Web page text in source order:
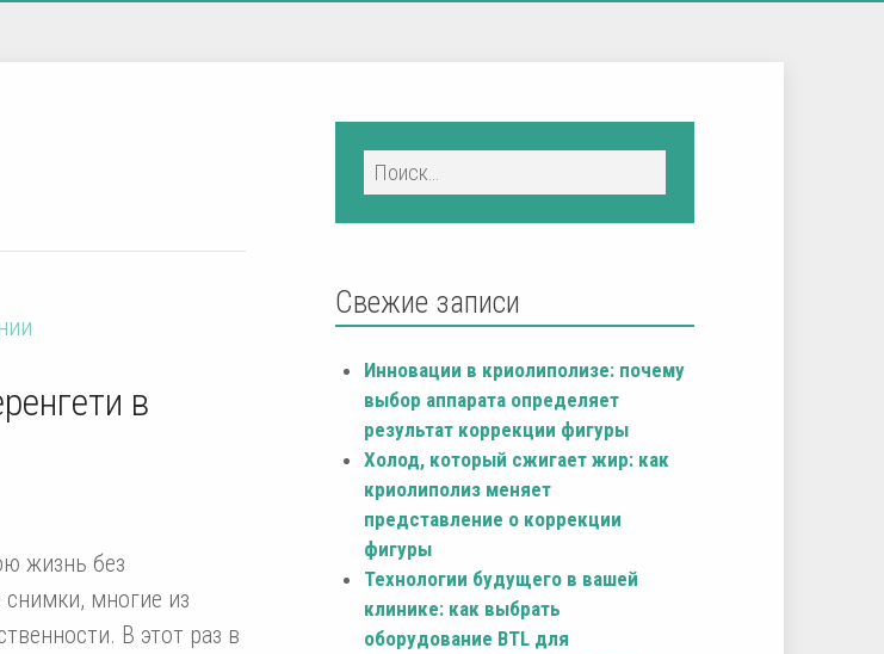
в
жизнь без
многие из
В этот раз в
Свежие записи
Инновации в криолиполизе: почему
выбор аппарата определяет
результат коррекции фигуры
Холод, который сжигает жир: как
криолиполиз меняет
представление о коррекции
фигуры
Технологии будущего в вашей
клинике: как выбрать
оборудование BTL для